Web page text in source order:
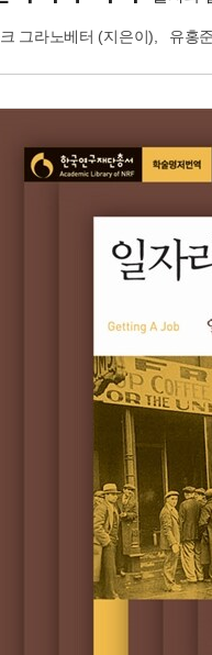
그라노베터 (지은이), 유홍준